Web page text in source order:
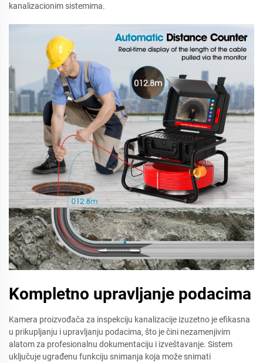
kanalizacionim sistemima.
Kompletno upravljanje podacima
Kamera proizvođača za inspekciju kanalizacije izuzetno je efikasna
u prikupljanju i upravljanju podacima, što je čini nezamenjivim
alatom za profesionalnu dokumentaciju i izveštavanje. Sistem
uključuje ugrađenu funkciju snimanja koja može snimati